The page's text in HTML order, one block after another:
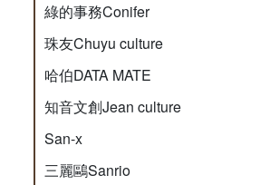
綠的事務Conifer
珠友Chuyu culture
哈伯DATA MATE
知音文創Jean culture
San-x
三麗鷗Sanrio